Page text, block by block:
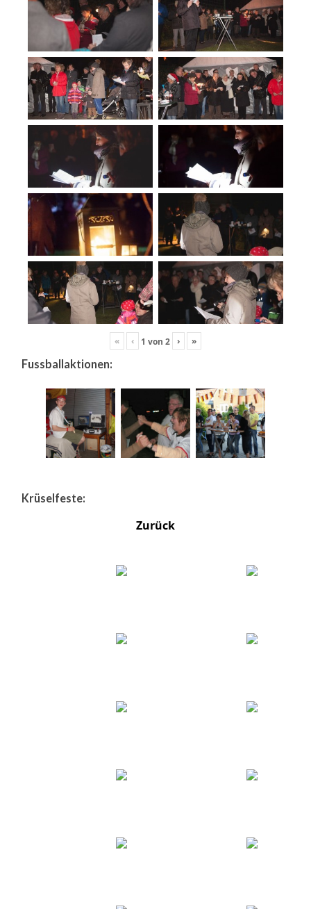
« ‹ 1 von 2 › »
Fussballaktionen:
Krüselfeste:
Zurück